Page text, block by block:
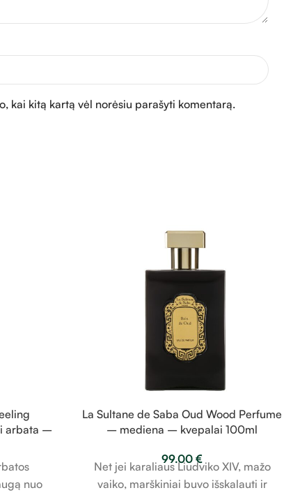
kai kitą kartą vėl norėsiu parašyti komentarą.
arbata –
nuo
La Sultane de Saba Oud Wood Perfume
– mediena – kvepalai 100ml
99.00€
Net jei karaliaus Liudviko XIV, mažo
vaiko, marškiniai buvo išskalauti ir